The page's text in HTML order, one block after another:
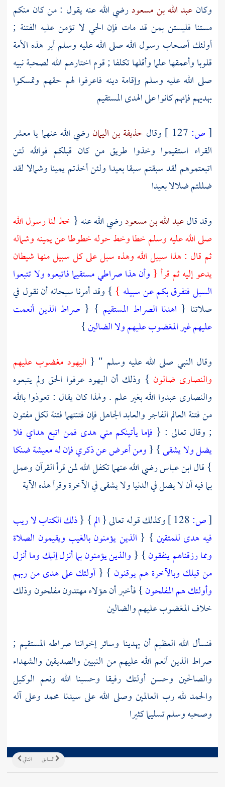
وكان عبد الله بن مسعودرضي الله عنه يقول : من كان منكم
مستنا فليستن بمن قد مات فإن الحي لا تؤمن عليه الفتنة ;
أولئك أصحاب رسول الله صلى الله عليه وسلم أبر هذه الأمة
قلوبا وأعمقها علما وأقلها تكلفا ; قوم اختارهم الله لصحبة نبيه
صلى الله عليه وسلم وإقامة دينه فاعرفوا لهم حقهم وتمسكوا
بهديهم فإنهم كانوا على الهدى المستقيم
[ص: وقال حذيفة بن اليمانرضي الله عنهما يا معشر
القراء استقيموا وخذوا طريق من كان قبلكم فوالله لئن
اتبعتموهم لقد سبقتم سبقا بعيدا ولئن أخذتم يمينا وشمالا لقد
ضللتم ضلالا بعيدا
وقد قالعبد الله بن مسعودرضي الله عنه { خط لنا رسول الله
صلى الله عليه وسلم خطا وخط حوله خطوطا عن يمينه وشماله
ثم قال : هذا سبيل الله وهذه سبل على كل سبيل منها شيطان
يدعو إليه ثم قرأ { وأن هذا صراطي مستقيما فاتبعوه ولا تتبعوا
السبل فتفرق بكم عن سبيله } } وقد أمرنا سبحانه أن نقول في
صلاتنا { اهدنا الصراط المستقيم } { صراط الذين أنعمت
عليهم غير المغضوب عليهم ولا الضالين}
وقال النبي صلى الله عليه وسلم " { اليهود مغضوب عليهم
والنصارى ضالون } وذلك أن اليهود عرفوا الحق ولم يتبعوه
والنصارىعبدوا الله بغير علم . ولهذا كان يقال : تعوذوا بالله
من فتنة العالم الفاجر والعابد الجاهل فإن فتنتهما فتنة لكل مفتون
; وقال تعالى : { فإما يأتينكم مني هدى فمن اتبع هداي فلا
يضل ولا يشقى} {ومن أعرض عن ذكري فإن له معيشة ضنكا
} قالابن عباسرضي الله عنهما تكفل الله لمن قرأ القرآن وعمل
بما فيه أن لا يضل في الدنيا ولا يشقى في الآخرة وقرأ هذه الآية
[ص: وكذلك قوله تعالى {الم} {ذلك الكتاب لا ريب
فيه هدى للمتقين } { الذين يؤمنون بالغيب ويقيمون الصلاة
ومما رزقناهم ينفقون} { والذين يؤمنون بما أنزل إليك وما أنزل
من قبلك وبالآخرة هم يوقنون } {أولئك على هدى من ربهم
وأولئك هم المفلحون} فأخبر أن هؤلاء مهتدون مفلحون وذلك
خلاف المغضوب عليهم والضالين
فنسأل الله العظيم أن يهدينا وسائر إخواننا صراطه المستقيم ;
صراط الذين أنعم الله عليهم من النبيين والصديقين والشهداء
والصالحين وحسن أولئك رفيقا وحسبنا الله ونعم الوكيل
والحمد لله رب العالمين وصلى الله على سيدنا محمد وعلى آله
وصحبه وسلم تسليما كثيرا
التالي السابق